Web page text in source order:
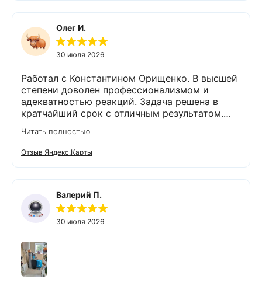
Владимир был на связи и всегда отвечал на
интересующие нас вопросы. Приятным
бонусом был подарок😊👍спасибо. Остались
очень довольны компанией Экодар,
рекомендовать знакомым и друзьям,
обращаться в эту фирму.
Олег И.
30 июля 2026
Работал с Константином Орищенко. В высшей
степени доволен профессионализмом и
адекватностью реакций. Задача решена в
кратчайший срок с отличным результатом.
должном уровне. Спасибо!
Читать полностью
Отзыв Яндекс.Карты
Валерий П.
30 июля 2026